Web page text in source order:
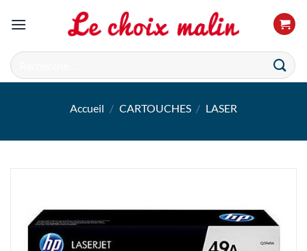
Recherche
pour :
Accueil / CARTOUCHES / LASER